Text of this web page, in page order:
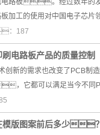
电电路板。经过数
工的使用对中国电子芯片
：187
电路板产品的质量控制
创新的需求也改变了
，它都可以满足当今不
模版图案前后多少